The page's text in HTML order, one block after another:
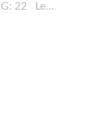
22 Le…